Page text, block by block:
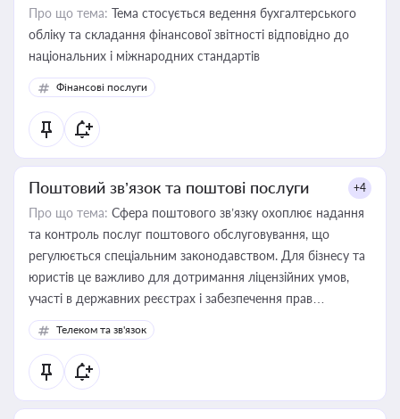
Про що тема: Тема стосується ведення бухгалтерського
обліку та складання фінансової звітності відповідно до
національних і міжнародних стандартів
Фінансові послуги
Поштовий зв’язок та поштові послуги +4
Про що тема: Сфера поштового зв’язку охоплює надання
та контроль послуг поштового обслуговування, що
регулюється спеціальним законодавством. Для бізнесу та
юристів це важливо для дотримання ліцензійних умов,
участі в державних реєстрах і забезпечення прав
споживачів.
Телеком та зв'язок